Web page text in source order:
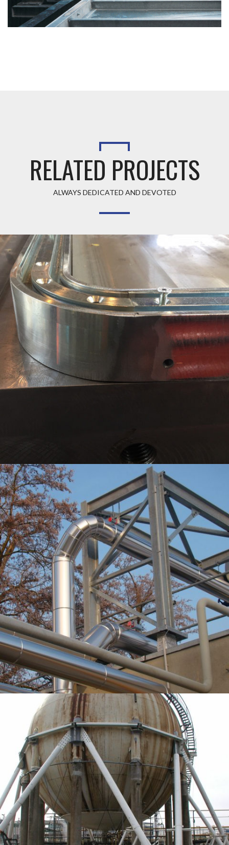
RELATED PROJECTS
ALWAYS DEDICATED AND DEVOTED
PROJET ITER – ETUDE DE PORTES BIOLOGIQUE (ANTI-RADIATION) PIVOTANTES
RACK ET TUYAUTERIES – DIMENSIONNEMENT, CALCUL DE FLEXIBILITÉ